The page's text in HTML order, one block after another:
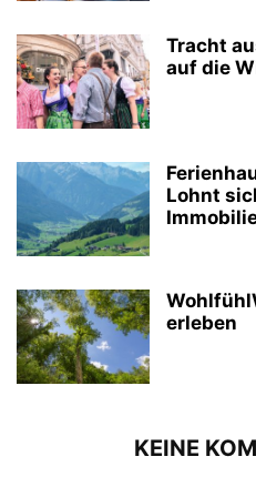
Tracht
auf die
Lohnt
erleben
KEINE